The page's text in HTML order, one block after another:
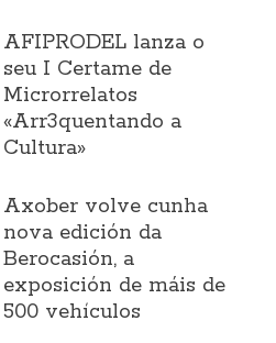
AFIPRODEL lanza o
seu I Certame de
Microrrelatos
«Arr3quentando a
Cultura»
Axober volve cunha
nova edición da
Berocasión, a
exposición de máis de
500 vehículos